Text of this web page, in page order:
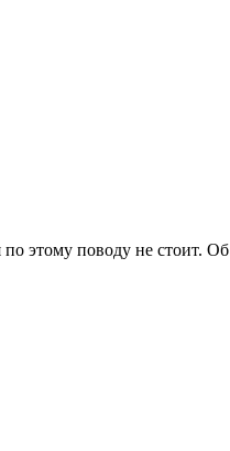
этому поводу не стоит. Об